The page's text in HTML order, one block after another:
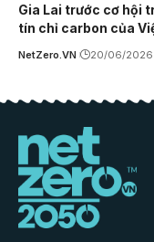
Gia Lai trước cơ hội
tín chỉ carbon của
NetZero.VN 20/06/2026